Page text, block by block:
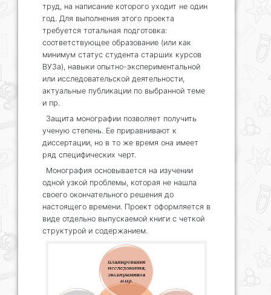
труд, на написание которого уходит не один
год. Для выполнения этого проекта
требуется тотальная подготовка:
соответствующее образование (или как
минимум статус студента старших курсов
ВУЗа), навыки опытно-экспериментальной
или исследовательской деятельности,
актуальные публикации по выбранной теме
и пр.
Защита монографии позволяет получить
ученую степень. Ее приравнивают к
диссертации, но в то же время она имеет
ряд специфических черт.
Монография основывается на изучении
одной узкой проблемы, которая не нашла
своего окончательного решения до
настоящего времени. Проект оформляется в
виде отдельно выпускаемой книги с четкой
структурой и содержанием.